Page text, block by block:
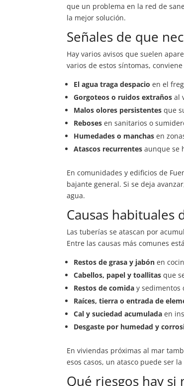
que un problema en la red de
la mejor solución.
Señales de que
Hay varios avisos que suelen
varios de estos síntomas,
El agua traga despacio en el
Gorgoteos o ruidos extraños al
Malos olores persistentes que
Reboses en sanitarios o
Humedades o manchas en
Atascos recurrentes aunque se
En comunidades y edificios de
bajante general. Si se deja
agua.
Causas habituales
Las tuberías se atascan por
Entre las causas más comunes
Restos de grasa y jabón en
Cabellos, papel y toallitas que
Restos de comida y sedimentos
Raíces, tierra o entrada de
Cal y suciedad acumulada en
Desgaste por humedad y
En viviendas próximas al mar
esos casos, un atasco puede ser
Qué riesgos hay si